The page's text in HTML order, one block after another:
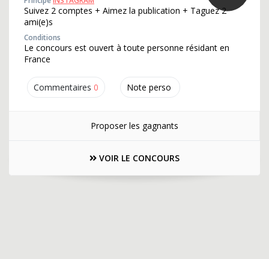
Commentaires 0 Note perso
Suivez 2 comptes + Aimez la publication + Taguez 2
ami(e)s
Conditions
Le concours est ouvert à toute personne résidant en
France
Proposer les gagnants
VOIR LE CONCOURS